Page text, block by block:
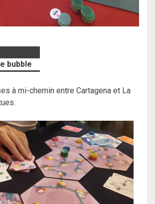
bubble
à mi-chemin entre Cartagena et La